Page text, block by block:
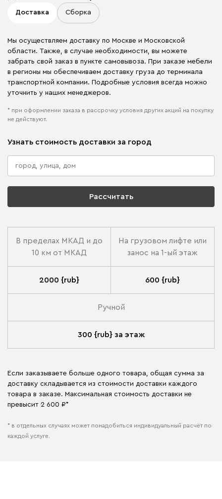
Доставка Сборка
Мы осуществляем доставку по Москве и Московской
области. Также, в случае необходимости, вы можете
забрать свой заказ в пункте самовывоза. При заказе мебели
в регионы мы обеспечиваем доставку груза до терминала
транспортной компании. Подробные условия всегда можно
уточнить у наших менеджеров.
* при оформлении заказа в рассрочку условия других акций на покупку
не действуют.
Узнать стоимость доставки за город
Рассчитать
В пределах МКАД и до
10 км от МКАД
На грузовом лифте или
занос на 1-ый этаж
2000 {rub} 600 {rub}
Ручной
300 {rub} за этаж
Если заказываете больше одного товара, общая сумма за
доставку складывается из стоимости доставки каждого
товара в заказе. Максимальная стоимость доставки не
превысит 2 600 ₽*
* в отдельных случаях может понадобиться индивидуальный расчёт по
каждой услуге.